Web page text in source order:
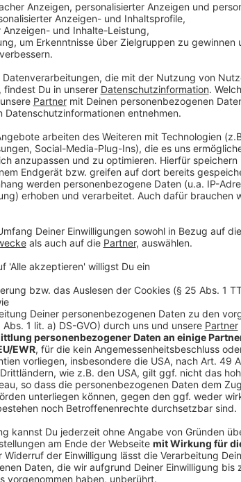
Hongkong weiter. Der Vorstandschef erklärt,
warum solche Trips ein «Marathon» sind.
Wesemann wieder Europameister -
Sport| Nach dem verpatzten EM-Start im
Mixed-Team-Wettbewerb setzen die
Entscheidungen fallen im letzten Sprung.
Pressestimmen zu FIFA und Infantino:
«Globaler Rückschlag»
viel kritisierten Investorenpläne auf. Das ruft in
hervor.
Von Auto angefahren: Roglic hofft weiter
auf Vuelta-Start
Sport|Primoz Roglic muss einen Rückschlag
in der Vorbereitung auf die Vuelta verdauen.
Der Slowene muss für mehrere Rennen
absagen, hofft aber weiter auf eine Teilnahme
Red Bull holt Roger Schmidt als
Nachfolger von Klopp